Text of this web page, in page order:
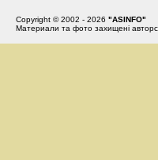
Copyright © 2002 - 2026 "ASINFO"
Материали та фото захищені